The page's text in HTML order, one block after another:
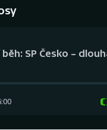
SP Česko –